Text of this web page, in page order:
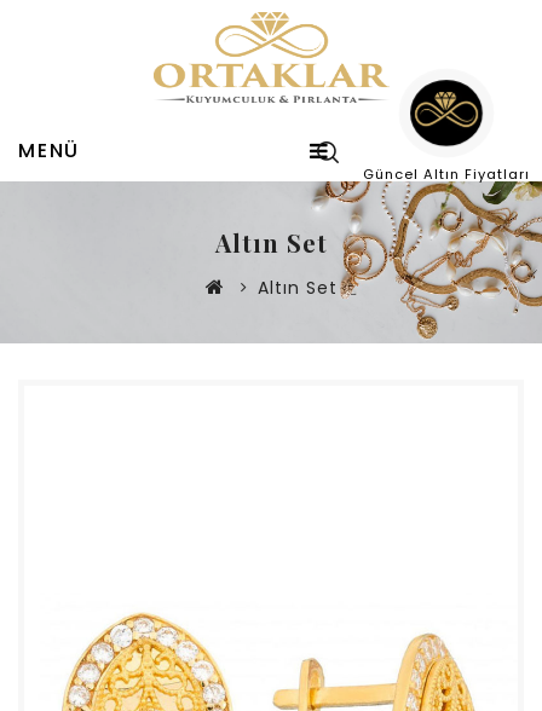
Güncel Altın Fiyatları
MENÜ
Altın Set
Altın Set